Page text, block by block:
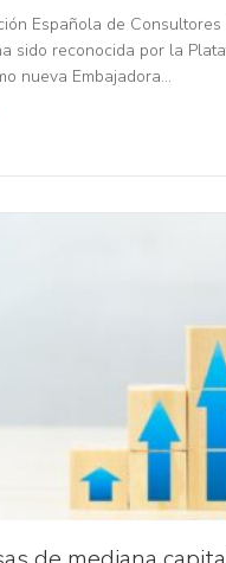
Española de Consultores
sido reconocida por la
nueva Embajadora…